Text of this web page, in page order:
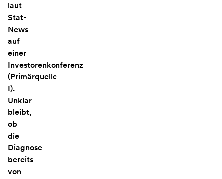
laut
Stat-
News
auf
einer
Investorenkonferenz
(Primärquelle
I).
Unklar
bleibt,
ob
die
Diagnose
bereits
von